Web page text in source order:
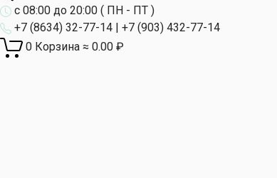
с 08:00 до 20:00 ( ПН - ПТ )
+7 (8634) 32-77-14 | +7 (903) 432-77-14
0 Корзина ≈ 0.00 ₽